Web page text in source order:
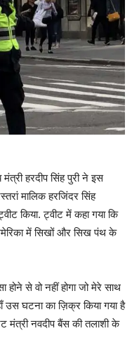
हरदीप सिंह पुरी ने इस
मालिक हरजिंदर सिंह
किया. ट्वीट में कहा गया कि
में सिखों और सिख पंथ के
होने से वो नहीं होगा जो मेरे साथ
घटना का ज़िक्र किया गया है
मंत्री नवदीप बैंस की तलाशी के